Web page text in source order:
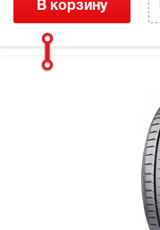
В корзину